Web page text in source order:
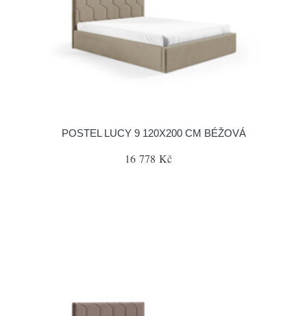
POSTEL LUCY 9 120X200 CM BÉŽOVÁ
16 778 Kč